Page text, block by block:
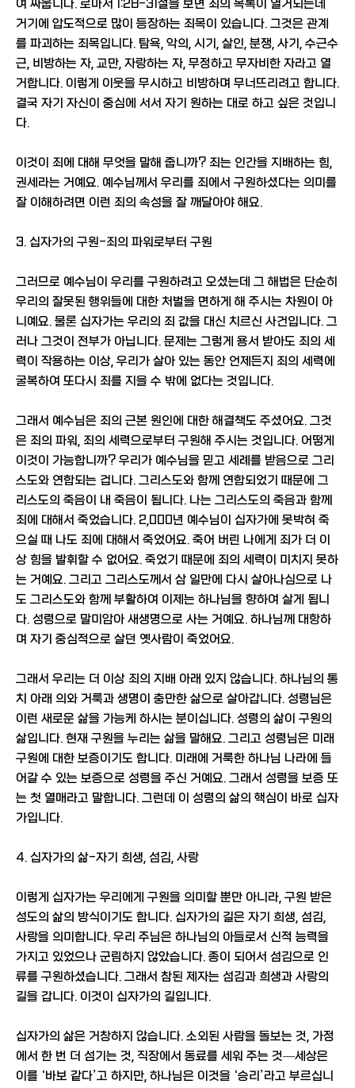
여 싸웁니다. 로마서 1:28-31절을 보면 죄의 목록이 열거되는데
거기에 압도적으로 많이 등장하는 죄목이 있습니다. 그것은 관계
를 파괴하는 죄목입니다. 탐욕, 악의, 시기, 살인, 분쟁, 사기, 수근수
근, 비방하는 자, 교만, 자랑하는 자, 무정하고 무자비한 자라고 열
거합니다. 이렇게 이웃을 무시하고 비방하며 무너뜨리려고 합니다.
결국 자기 자신이 중심에 서서 자기 원하는 대로 하고 싶은 것입니
다.
이것이 죄에 대해 무엇을 말해 줍니까? 죄는 인간을 지배하는 힘,
권세라는 거예요. 예수님께서 우리를 죄에서 구원하셨다는 의미를
잘 이해하려면 이런 죄의 속성을 잘 깨달아야 해요.
3. 십자가의 구원-죄의 파워로부터 구원
그러므로 예수님이 우리를 구원하려고 오셨는데 그 해법은 단순히
우리의 잘못된 행위들에 대한 처벌을 면하게 해 주시는 차원이 아
니예요. 물론 십자가는 우리의 죄 값을 대신 치르신 사건입니다. 그
러나 그것이 전부가 아닙니다. 문제는 그렇게 용서 받아도 죄의 세
력이 작용하는 이상, 우리가 살아 있는 동안 언제든지 죄의 세력에
굴복하여 또다시 죄를 지을 수 밖에 없다는 것입니다.
그래서 예수님은 죄의 근본 원인에 대한 해결책도 주셨어요. 그것
은 죄의 파워, 죄의 세력으로부터 구원해 주시는 것입니다. 어떻게
이것이 가능합니까? 우리가 예수님을 믿고 세례를 받음으로 그리
스도와 연합되는 겁니다. 그리스도와 함께 연합되었기 때문에 그
리스도의 죽음이 내 죽음이 됩니다. 나는 그리스도의 죽음과 함께
죄에 대해서 죽었습니다. 2,000년 예수님이 십자가에 못박혀 죽
으실 때 나도 죄에 대해서 죽었어요. 죽어 버린 나에게 죄가 더 이
상 힘을 발휘할 수 없어요. 죽었기 때문에 죄의 세력이 미치지 못하
는 거예요. 그리고 그리스도께서 삼 일만에 다시 살아나심으로 나
도 그리스도와 함께 부활하여 이제는 하나님을 향하여 살게 됩니
다. 성령으로 말미암아 새생명으로 사는 거예요. 하나님께 대항하
며 자기 중심적으로 살던 옛사람이 죽었어요.
그래서 우리는 더 이상 죄의 지배 아래 있지 않습니다. 하나님의 통
치 아래 의와 거룩과 생명이 충만한 삶으로 살아갑니다. 성령님은
이런 새로운 삶을 가능케 하시는 분이십니다. 성령의 삶이 구원의
삶입니다. 현재 구원을 누리는 삶을 말해요. 그리고 성령님은 미래
구원에 대한 보증이기도 합니다. 미래에 거룩한 하나님 나라에 들
어갈 수 있는 보증으로 성령을 주신 거예요. 그래서 성령을 보증 또
는 첫 열매라고 말합니다. 그런데 이 성령의 삶의 핵심이 바로 십자
가입니다.
4. 십자가의 삶-자기 희생, 섬김, 사랑
이렇게 십자가는 우리에게 구원을 의미할 뿐만 아니라, 구원 받은
성도의 삶의 방식이기도 합니다. 십자가의 길은 자기 희생, 섬김,
사랑을 의미합니다. 우리 주님은 하나님의 아들로서 신적 능력을
가지고 있었으나 군림하지 않았습니다. 종이 되어서 섬김으로 인
류를 구원하셨습니다. 그래서 참된 제자는 섬김과 희생과 사랑의
길을 갑니다. 이것이 십자가의 길입니다.
십자가의 삶은 거창하지 않습니다. 소외된 사람을 돌보는 것, 가정
에서 한 번 더 섬기는 것, 직장에서 동료를 세워 주는 것—세상은
이를 ‘바보 같다’고 하지만, 하나님은 이것을 ‘승리’라고 부르십니